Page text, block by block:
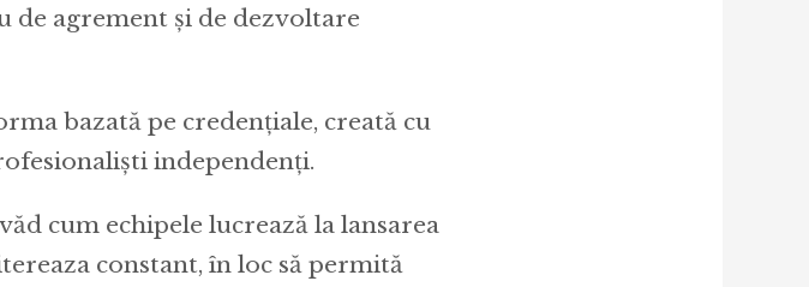
de agrement și de dezvoltare
bazată pe credențiale, creată cu
independenți.
cum echipele lucrează la lansarea
constant, în loc să permită